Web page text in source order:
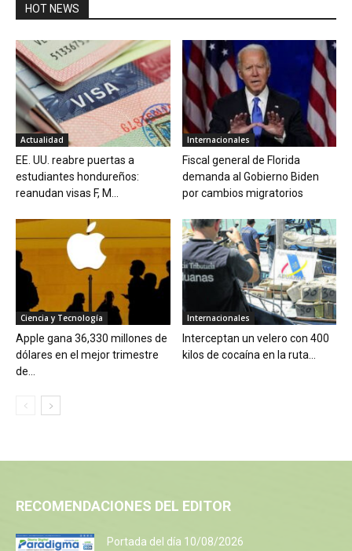
HOT NEWS
Actualidad
EE. UU. reabre puertas a
estudiantes hondureños:
reanudan visas F, M...
Internacionales
Fiscal general de Florida
demanda al Gobierno Biden
por cambios migratorios
Ciencia y Tecnología
Apple gana 36,330 millones de
dólares en el mejor trimestre
de...
Internacionales
Interceptan un velero con 400
kilos de cocaína en la ruta...
RECOMENDACIONES DEL EDITOR
Portada del día 10/08/2026